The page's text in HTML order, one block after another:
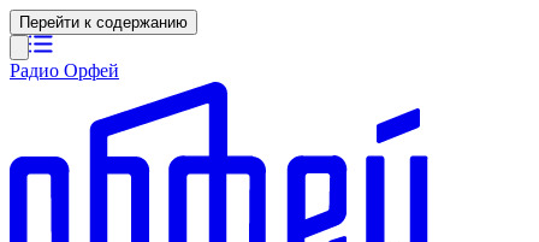
Перейти к содержанию
Радио Орфей